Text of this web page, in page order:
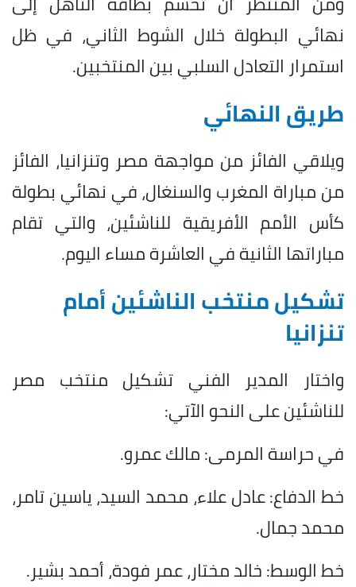
نهائي البطولة خلال الشوط الثاني، في ظل
استمرار التعادل السلبي بين المنتخبين.
طريق النهائي
ويلاقي الفائز من مواجهة مصر وتنزانيا، الفائز
من مباراة المغرب والسنغال، في نهائي بطولة
كأس الأمم الأفريقية للناشئين، والتي تقام
مباراتها الثانية في العاشرة مساء اليوم.
تشكيل منتخب الناشئين أمام
تنزانيا
واختار المدير الفني تشكيل منتخب مصر
للناشئين على النحو الآتي:
في حراسة المرمى: مالك عمرو.
خط الدفاع: عادل علاء، محمد السيد، ياسين تامر،
محمد جمال.
خط الوسط: خالد مختار، عمر فودة، أحمد بشير.